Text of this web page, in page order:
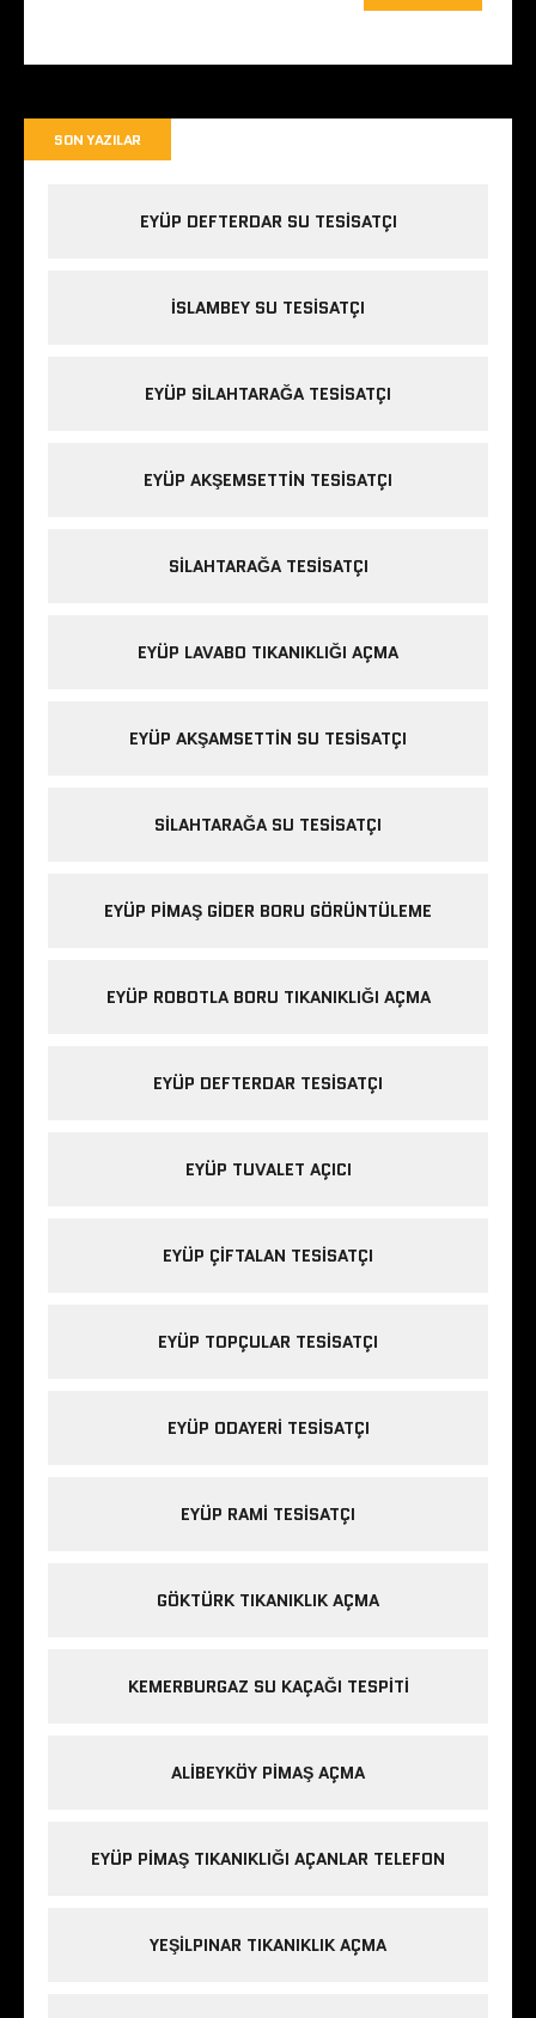
SON YAZILAR
EYÜP DEFTERDAR SU TESISATÇI
İSLAMBEY SU TESISATÇI
EYÜP SILAHTARAĞA TESISATÇI
EYÜP AKŞEMSETTIN TESISATÇI
SILAHTARAĞA TESISATÇI
EYÜP LAVABO TIKANIKLIĞI AÇMA
EYÜP AKŞAMSETTIN SU TESISATÇI
SILAHTARAĞA SU TESISATÇI
EYÜP PIMAŞ GIDER BORU GÖRÜNTÜLEME
EYÜP ROBOTLA BORU TIKANIKLIĞI AÇMA
EYÜP DEFTERDAR TESISATÇI
EYÜP TUVALET AÇICI
EYÜP ÇIFTALAN TESISATÇI
EYÜP TOPÇULAR TESISATÇI
EYÜP ODAYERI TESISATÇI
EYÜP RAMI TESISATÇI
GÖKTÜRK TIKANIKLIK AÇMA
KEMERBURGAZ SU KAÇAĞI TESPITI
ALIBEYKÖY PIMAŞ AÇMA
EYÜP PIMAŞ TIKANIKLIĞI AÇANLAR TELEFON
YEŞILPINAR TIKANIKLIK AÇMA